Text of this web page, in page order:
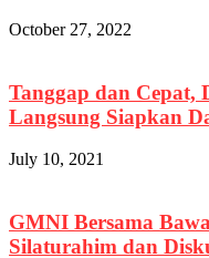
October 27, 2022
Tanggap dan Cepat,
Langsung Siapkan
July 10, 2021
GMNI Bersama
Silaturahim dan